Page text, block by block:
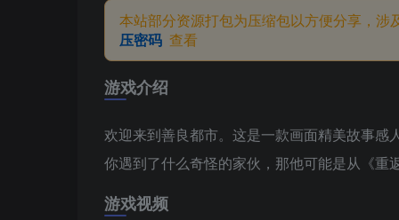
本站部分资源打包为压缩包以方便分享，
压密码 查看
游戏介绍
欢迎来到善良都市。这是一款画面精美故事
你遇到了什么奇怪的家伙，那他可能是从《重
游戏视频